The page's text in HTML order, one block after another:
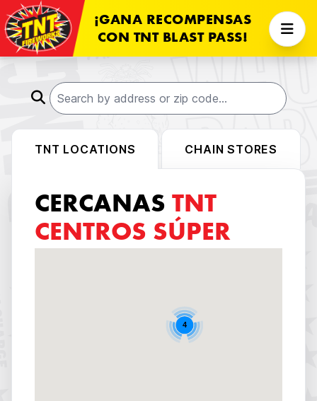
¡GANA RECOMPENSAS
CON TNT BLAST PASS!
TNT LOCATIONS CHAIN STORES
CERCANAS TNT
CENTROS SÚPER
4